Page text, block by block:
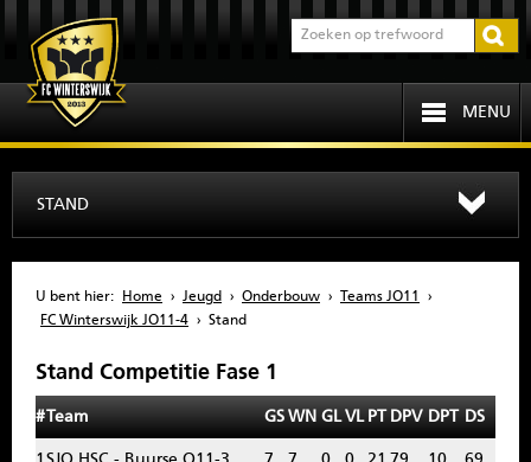
MENU
OVER FCW
INFORMATIE
STAND
U bent hier: Home › Jeugd › Onderbouw › Teams JO11
›
FC Winterswijk JO11-4 › Stand
Stand Competitie Fase 1
# Team GS WN GL VL PT DPV DPT DS